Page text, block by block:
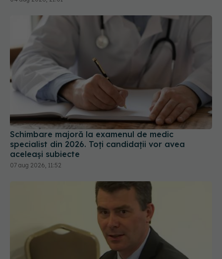
Schimbare majoră la examenul de medic
specialist din 2026. Toți candidații vor avea
aceleași subiecte
07 aug 2026, 11:52